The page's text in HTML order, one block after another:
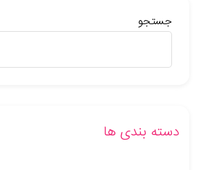
جستجو
دسته بندی ها